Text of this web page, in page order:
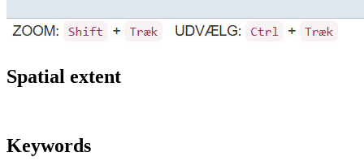
Spatial extent
Keywords